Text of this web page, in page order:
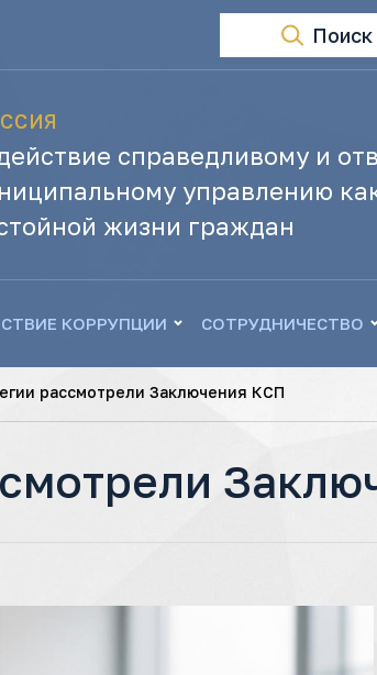
Поиск
справедливому и
управлению
жизни граждан
КОРРУПЦИИ СОТРУДНИЧЕСТВО
рассмотрели Заключения КСП